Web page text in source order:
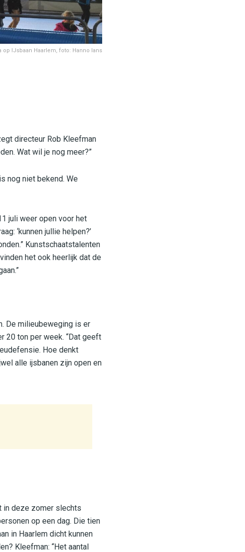
op IJsbaan Haarlem, foto: Hanno lans
directeur Rob Kleefman
Wat wil je nog meer?”
nog niet bekend. We
juli weer open voor het
‘kunnen jullie helpen?’
Kunstschaatstalenten
het ook heerlijk dat de
De milieubeweging is er
20 ton per week. “Dat geeft
Hoe denkt
alle ijsbanen zijn open en
in deze zomer slechts
op een dag. Die tien
in Haarlem dicht kunnen
Kleefman: “Het aantal